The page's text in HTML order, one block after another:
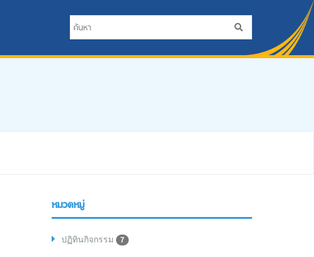
หมวดหมู่
ปฏิทินกิจกรรม 7